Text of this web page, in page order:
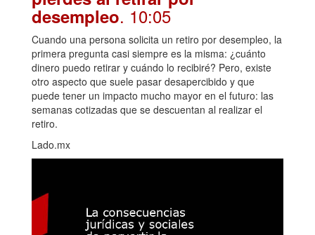
desempleo. 10:05
Cuando una persona solicita un retiro por desempleo, la
primera pregunta casi siempre es la misma: ¿cuánto
dinero puedo retirar y cuándo lo recibiré? Pero, existe
otro aspecto que suele pasar desapercibido y que
puede tener un impacto mucho mayor en el futuro: las
semanas cotizadas que se descuentan al realizar el
retiro.
Lado.mx